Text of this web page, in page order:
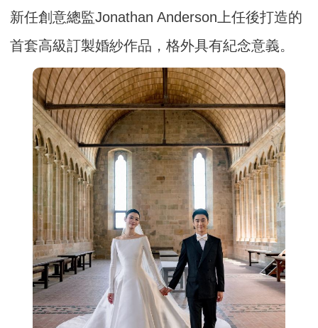
新任創意總監Jonathan Anderson上任後打造的
首套高級訂製婚紗作品，格外具有紀念意義。